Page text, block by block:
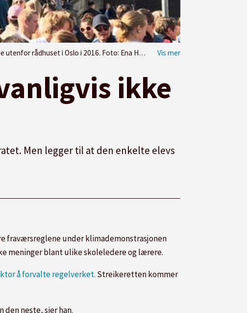
i Oslo i 2016. Foto: Ena Holterman Ødegaard
ikke
Men legger til at den enkelte elevs
fraværsreglene under klimademonstrasjonen
meninger blant ulike skoleledere og lærere.
å forvalte regelverket. Streikeretten kommer
neste, sier han.